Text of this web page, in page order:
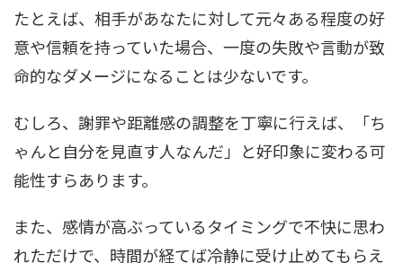
たとえば、相手があなたに対して元々ある程度の好
意や信頼を持っていた場合、一度の失敗や言動が致
命的なダメージになることは少ないです。
むしろ、謝罪や距離感の調整を丁寧に行えば、「ち
ゃんと自分を見直す人なんだ」と好印象に変わる可
能性すらあります。
また、感情が高ぶっているタイミングで不快に思わ
れただけで、時間が経てば冷静に受け止めてもらえ